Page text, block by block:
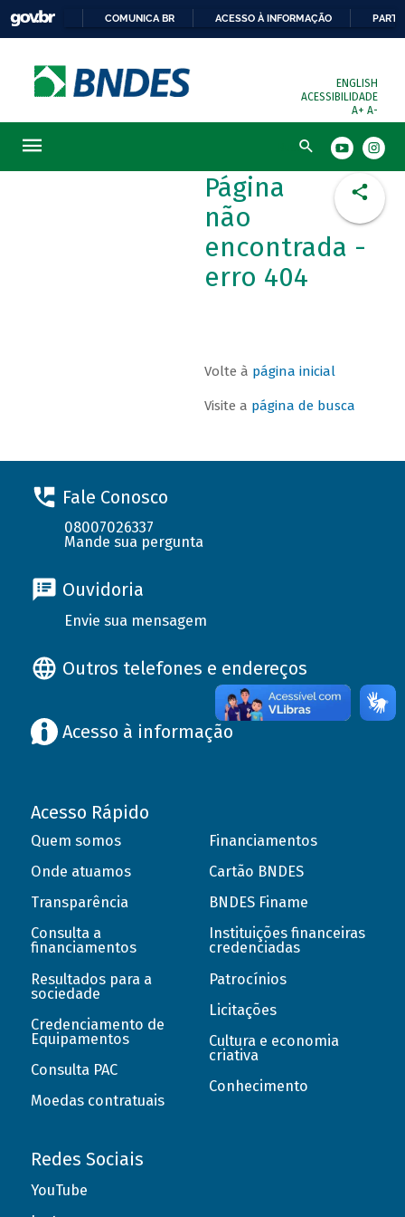
COMUNICA BR ACESSO À INFORMAÇÃO
ENGLISH
ACESSIBILIDADE
A+ A-
Busca
Página
não
encontrada -
erro 404
Volte à página inicial
Visite a página de busca
Fale Conosco
08007026337
Mande sua pergunta
Ouvidoria
Envie sua mensagem
Outros telefones e endereços
Acesso à informação
Acesso Rápido
Quem somos
Onde atuamos
Transparência
Consulta a
financiamentos
Resultados para a
sociedade
Credenciamento de
Equipamentos
Consulta PAC
Moedas contratuais
Financiamentos
Cartão BNDES
BNDES Finame
Instituições financeiras
credenciadas
Patrocínios
Licitações
Cultura e economia
criativa
Conhecimento
Redes Sociais
YouTube